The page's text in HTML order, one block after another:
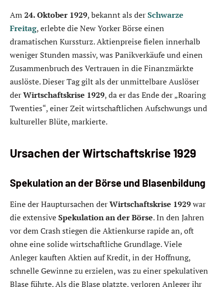
Am24. Oktober 1929, bekannt als derSchwarze
Freitag, erlebte die New Yorker Börse einen
dramatischen Kurssturz. Aktienpreise fielen innerhalb
weniger Stunden massiv, was Panikverkäufe und einen
Zusammenbruch des Vertrauen in die Finanzmärkte
auslöste. Dieser Tag gilt als der unmittelbare Auslöser
derWirtschaftskrise 1929, da er das Ende der „Roaring
Twenties“, einer Zeit wirtschaftlichen Aufschwungs und
kultureller Blüte, markierte.
Ursachen der Wirtschaftskrise 1929
Spekulation an der Börse und Blasenbildung
Eine der Hauptursachen derWirtschaftskrise 1929war
die extensiveSpekulation an der Börse. In den Jahren
vor dem Crash stiegen die Aktienkurse rapide an, oft
ohne eine solide wirtschaftliche Grundlage. Viele
Anleger kauften Aktien auf Kredit, in der Hoffnung,
schnelle Gewinne zu erzielen, was zu einer spekulativen
Blase führte. Als die Blase platzte, verloren Anleger ihr